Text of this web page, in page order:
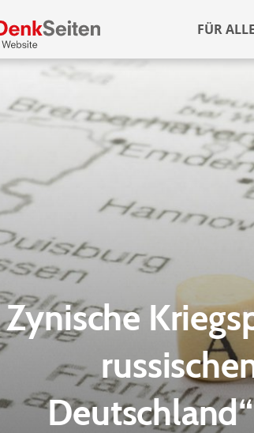
FÜR
Zynische